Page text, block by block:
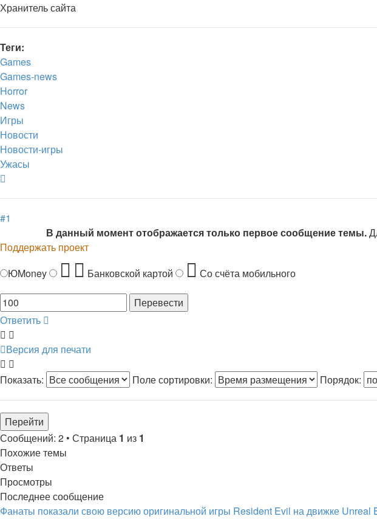
Хранитель сайта
Теги:
Games
Games-news
Horror
News
Игры
Новости
Новости-игры
Ужасы
#1
В данный момент отображается только первое сообщение темы.
Поддержать проект
ЮMoney
Банковской картой Со счёта мобильного
Ответить
Версия для печати
Показать: Поле сортировки: Порядок:
Сообщений: 2 • Страница 1 из 1
Похожие темы
Ответы
Просмотры
Последнее сообщение
Фанаты показали свою версию оригинальной игры Resident Evil на движке Unreal